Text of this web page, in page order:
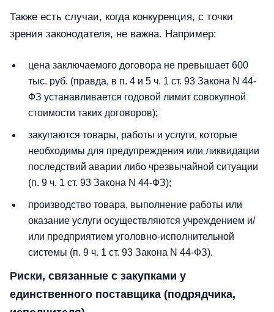
Также есть случаи, когда конкуренция, с точки
зрения законодателя, не важна. Например:
цена заключаемого договора не превышает 600
тыс. руб. (правда, в п. 4 и 5 ч. 1 ст. 93 Закона N 44-
ФЗ устанавливается годовой лимит совокупной
стоимости таких договоров);
закупаются товары, работы и услуги, которые
необходимы для предупреждения или ликвидации
последствий аварии либо чрезвычайной ситуации
(п. 9 ч. 1 ст. 93 Закона N 44-ФЗ);
производство товара, выполнение работы или
оказание услуги осуществляются учреждением и/
или предприятием уголовно-исполнительной
системы (п. 9 ч. 1 ст. 93 Закона N 44-ФЗ).
Риски, связанные с закупками у
единственного поставщика (подрядчика,